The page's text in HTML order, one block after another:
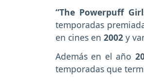
“The Powerpuff
temporadas
en cines en 2002 y
Además en el año
temporadas que